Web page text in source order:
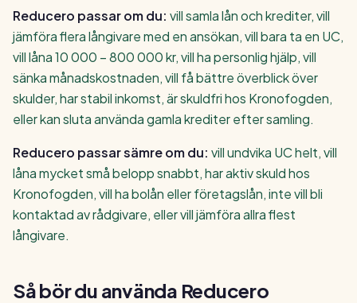
Reducero passar om du: vill samla lån och krediter, vill
jämföra flera långivare med en ansökan, vill bara ta en UC,
vill låna 10 000 – 800 000 kr, vill ha personlig hjälp, vill
sänka månadskostnaden, vill få bättre överblick över
skulder, har stabil inkomst, är skuldfri hos Kronofogden,
eller kan sluta använda gamla krediter efter samling.
Reducero passar sämre om du: vill undvika UC helt, vill
låna mycket små belopp snabbt, har aktiv skuld hos
Kronofogden, vill ha bolån eller företagslån, inte vill bli
kontaktad av rådgivare, eller vill jämföra allra flest
långivare.
Så bör du använda Reducero